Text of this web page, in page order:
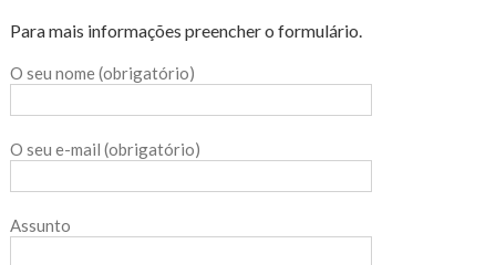
Para mais informações preencher o formulário.
O seu nome (obrigatório)
O seu e-mail (obrigatório)
Assunto